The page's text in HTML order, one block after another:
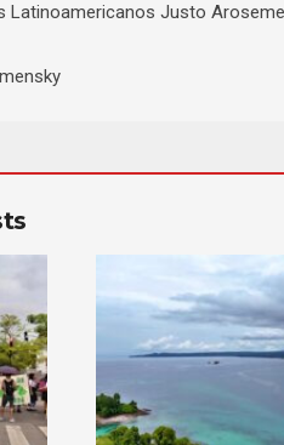
Latinoamericanos Justo